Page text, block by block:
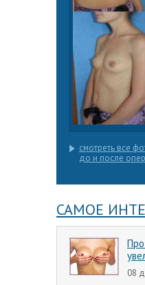
смотреть все
до и после
САМОЕ
08